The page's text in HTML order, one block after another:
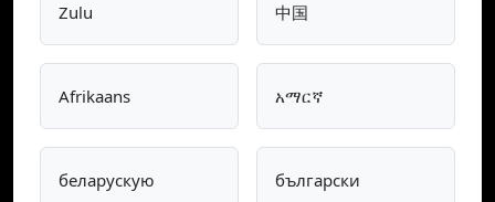
Zulu 中国
Afrikaans አማርኛ
беларускую български